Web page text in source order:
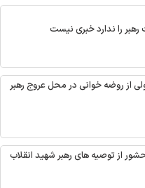
را ندارد خبری نیست
روضه خوانی در محل عروج رهبر
از توصیه های رهبر شهید انقلاب